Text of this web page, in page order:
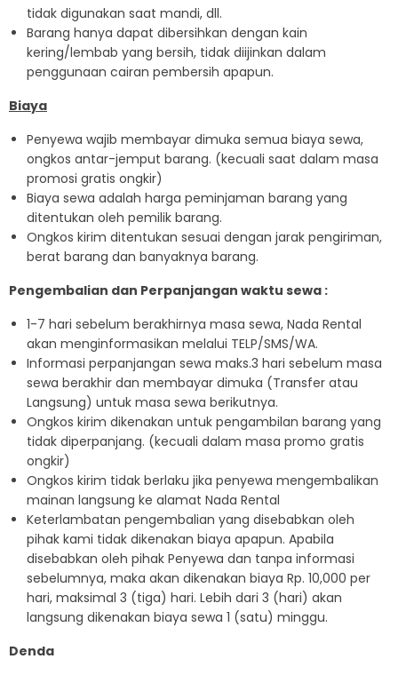
tidak digunakan saat mandi, dll.
Barang hanya dapat dibersihkan dengan kain
kering/lembab yang bersih, tidak diijinkan dalam
penggunaan cairan pembersih apapun.
Biaya
Penyewa wajib membayar dimuka semua biaya sewa,
ongkos antar-jemput barang. (kecuali saat dalam masa
promosi gratis ongkir)
Biaya sewa adalah harga peminjaman barang yang
ditentukan oleh pemilik barang.
Ongkos kirim ditentukan sesuai dengan jarak pengiriman,
berat barang dan banyaknya barang.
Pengembalian dan Perpanjangan waktu sewa :
1-7 hari sebelum berakhirnya masa sewa, Nada Rental
akan menginformasikan melalui TELP/SMS/WA.
Informasi perpanjangan sewa maks.3 hari sebelum masa
sewa berakhir dan membayar dimuka (Transfer atau
Langsung) untuk masa sewa berikutnya.
Ongkos kirim dikenakan untuk pengambilan barang yang
tidak diperpanjang. (kecuali dalam masa promo gratis
ongkir)
Ongkos kirim tidak berlaku jika penyewa mengembalikan
mainan langsung ke alamat Nada Rental
Keterlambatan pengembalian yang disebabkan oleh
pihak kami tidak dikenakan biaya apapun. Apabila
disebabkan oleh pihak Penyewa dan tanpa informasi
sebelumnya, maka akan dikenakan biaya Rp. 10,000 per
hari, maksimal 3 (tiga) hari. Lebih dari 3 (hari) akan
langsung dikenakan biaya sewa 1 (satu) minggu.
Denda